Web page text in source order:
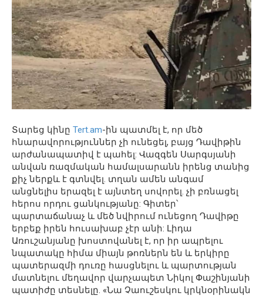
Տարեց կինը Tert.am-ին պատմել է, որ մեծ
հնարավորություններ չի ունեցել, բայց Դավիթին
արժանապատիվ է պահել: Վազգեն Սարգսյանի
անվան ռազմական համալսարանն իրենց տանից
քիչ ներքև է գտնվել. տղան ամեն անգամ
անցնելիս երազել է այնտեղ սովորել. չի բռնացել
հերոս որդու ցանկությանը: Գիտեր՝
պարտաճանաչ և մեծ նվիրում ունեցող Դավիթը
երբեք իրեն հուսախաբ չէր անի: Լիդա
Առուշանյանը խոստովանել է, որ իր ապրելու
նպատակը հիմա միայն թոռներն են և երկիրը
պատերազմի դուռը հասցնելու և պարտության
մատնելու մեղավոր վարչապետ Նիկոլ Փաշինյանի
պատիժը տեսնելը. «Նա Չաուշեսկու կրկնօրինակն